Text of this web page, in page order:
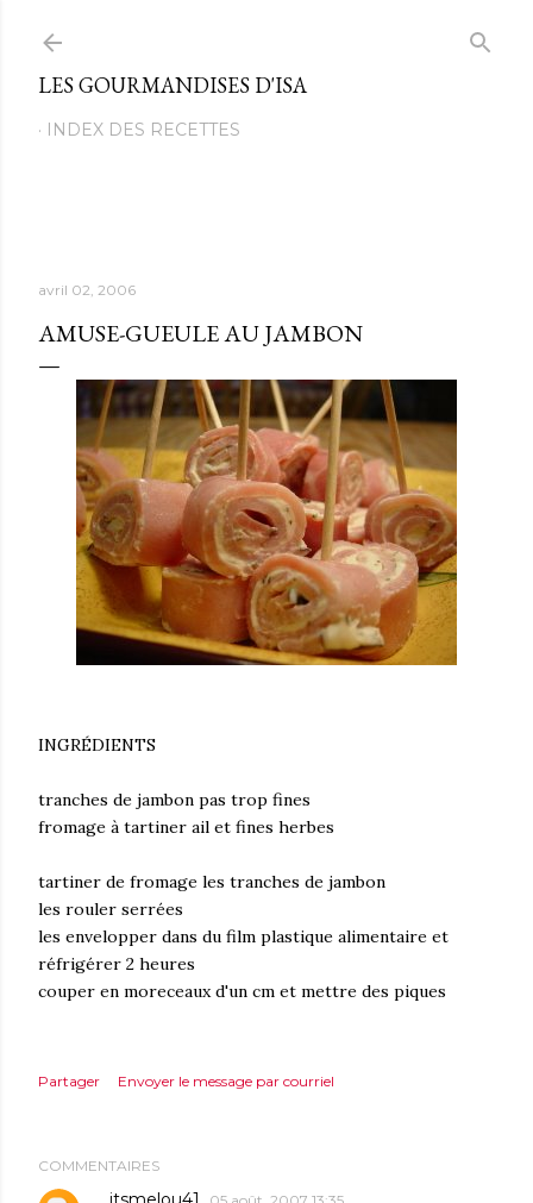
LES GOURMANDISES D'ISA
INDEX DES RECETTES
avril 02, 2006
AMUSE-GUEULE AU JAMBON
INGRÉDIENTS
tranches de jambon pas trop fines
fromage à tartiner ail et fines herbes
tartiner de fromage les tranches de jambon
les rouler serrées
les envelopper dans du film plastique alimentaire et
réfrigérer 2 heures
couper en moreceaux d'un cm et mettre des piques
Partager Envoyer le message par courriel
COMMENTAIRES